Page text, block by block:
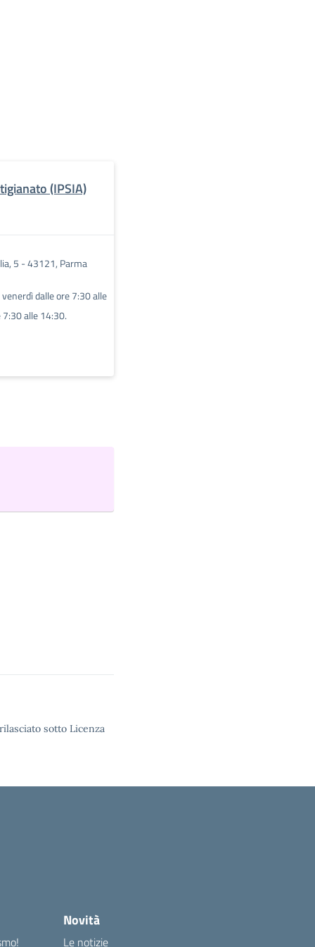
(IPSIA)
5 - 43121, Parma
dalle ore 7:30 alle
7:30 alle 14:30.
sotto Licenza
Novità
Le notizie